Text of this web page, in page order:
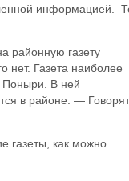
информацией.
районную газету
нет. Газета наиболее
Поныри. В ней
в районе. — Говорят
газеты, как можно